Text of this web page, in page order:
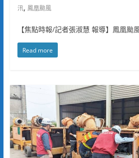
汛, 鳳凰颱風
【焦點時報/記者張淑慧 報導】鳳凰颱
Read more